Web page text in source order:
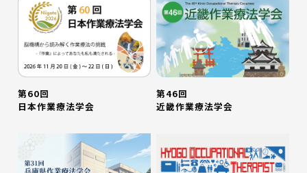
第60回
日本作業療法学会
第46回
近畿作業療法学会